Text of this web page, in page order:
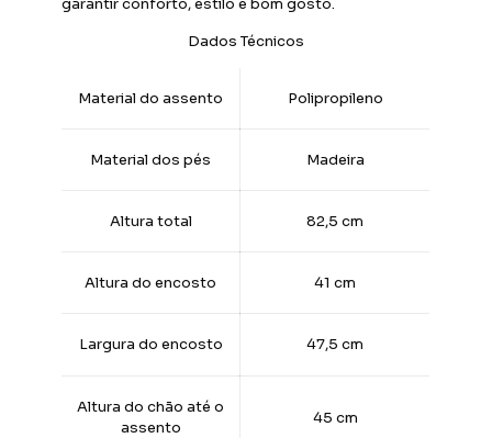
garantir conforto, estilo e bom gosto.
Dados Técnicos
Material do assento Polipropileno
Material dos pés Madeira
Altura total 82,5 cm
Altura do encosto 41 cm
Largura do encosto 47,5 cm
Altura do chão até o
assento
45 cm